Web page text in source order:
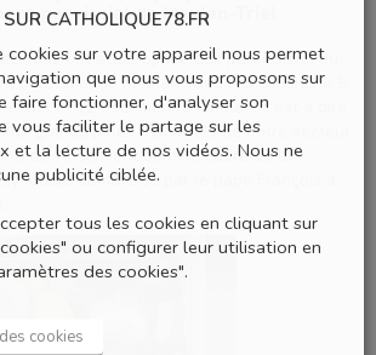
paroissial de Meulan-Triel
vous ont été proposé aux paroissiens du
paroissial de Meulan Triel. Les dimanche 5
Triel et 12 décembre à Meulan, c'est à dire
grands pôles d’activités de notre secteur.
s’inscrivent dans le cadre de la
demandée par le pape François à
CATHOLIQUE78.FR
cookies sur votre appareil nous permet
que nous vous proposons sur
faire fonctionner, d'analyser son
vous faciliter le partage sur les
et la lecture de nos vidéos. Nous ne
publicité ciblée.
tous les cookies en cliquant sur
ou configurer leur utilisation en
des cookies".
cookies